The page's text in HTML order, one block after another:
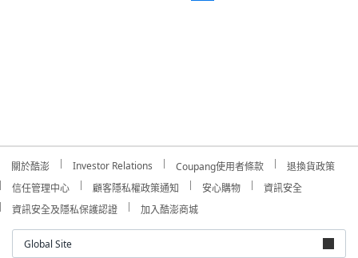
關於酷澎 Investor Relations Coupang使用者條款
退換貨政策
信任管理中心
顧客隱私權政策通知 安心購物
資訊安全
資訊安全及隱私保護認證
加入酷澎商城
Global Site